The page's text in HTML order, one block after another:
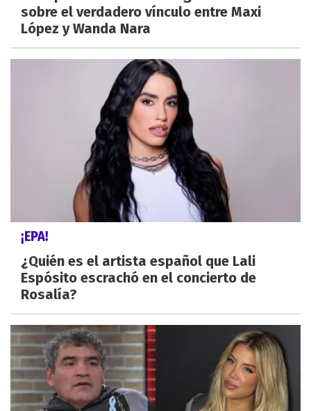
sobre el verdadero vínculo entre Maxi
López y Wanda Nara
¡EPA!
¿Quién es el artista español que Lali
Espósito escrachó en el concierto de
Rosalía?